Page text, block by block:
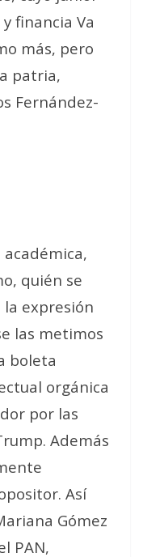
y financia Va
más, pero
patria,
Fernández-
académica,
quién se
expresión
las metimos
boleta
orgánica
por las
Además
Así
Gómez
PAN,